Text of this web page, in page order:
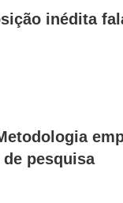
inédita
pesquisa